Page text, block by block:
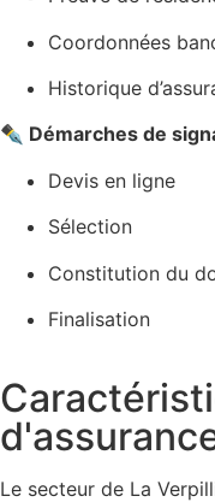
Coordonnées
Historique
✒️ Démarches de
Devis en ligne
Sélection
Constitution du
Finalisation
Le secteur de La